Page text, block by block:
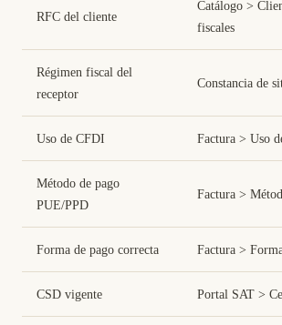
RFC del cliente
Catálogo >
fiscales
Régimen fiscal del
receptor
Constancia de
Uso de CFDI Factura > Uso
Método de pago
PUE/PPD
Factura >
Forma de pago correcta Factura >
CSD vigente Portal SAT >